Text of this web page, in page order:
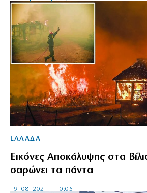
ΕΛΛΑΔΑ
Εικόνες Aποκάλυψης στα
σαρώνει τα πάντα
19|08|2021 | 10:05